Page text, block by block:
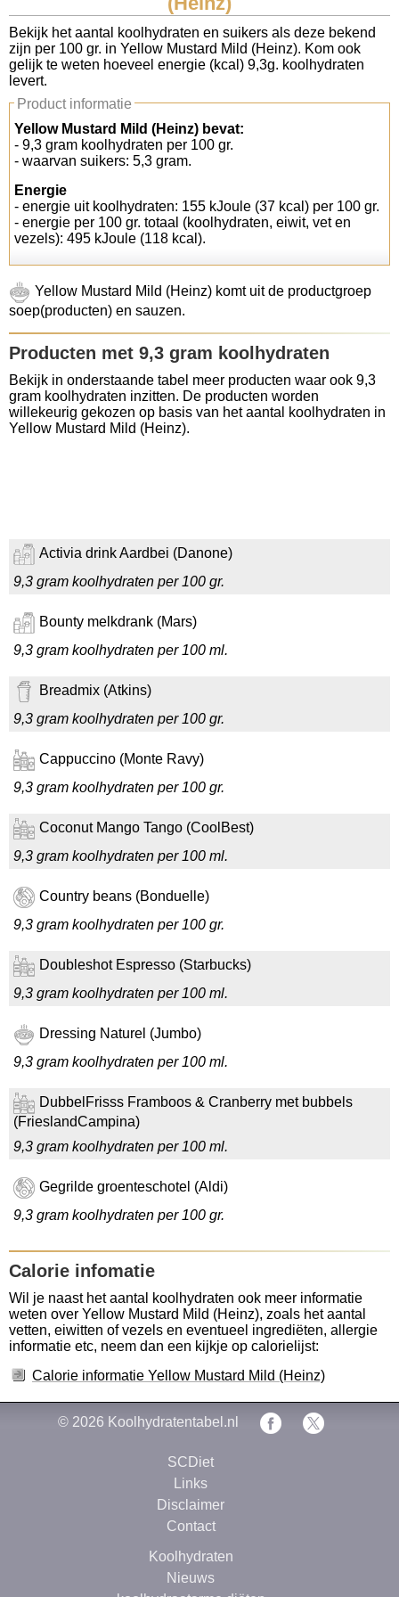
Koolhydraten tellen
Links
Bekijk het aantal koolhydraten en suikers als deze bekend
zijn per 100 gr. in Yellow Mustard Mild (Heinz). Kom ook
gelijk te weten hoeveel energie (kcal) 9,3g. koolhydraten
levert.
Product informatie
Yellow Mustard Mild (Heinz) bevat:
- 9,3 gram koolhydraten per 100 gr.
- waarvan suikers: 5,3 gram.
Energie
- energie uit koolhydraten: 155 kJoule (37 kcal) per 100 gr.
- energie per 100 gr. totaal (koolhydraten, eiwit, vet en
vezels): 495 kJoule (118 kcal).
Yellow Mustard Mild (Heinz) komt uit de productgroep
soep(producten) en sauzen.
Producten met 9,3 gram koolhydraten
Bekijk in onderstaande tabel meer producten waar ook 9,3
gram koolhydraten inzitten. De producten worden
willekeurig gekozen op basis van het aantal koolhydraten in
Yellow Mustard Mild (Heinz).
Activia drink Aardbei (Danone)
9,3 gram koolhydraten per 100 gr.
Bounty melkdrank (Mars)
9,3 gram koolhydraten per 100 ml.
Breadmix (Atkins)
9,3 gram koolhydraten per 100 gr.
Cappuccino (Monte Ravy)
9,3 gram koolhydraten per 100 gr.
Coconut Mango Tango (CoolBest)
9,3 gram koolhydraten per 100 ml.
Country beans (Bonduelle)
9,3 gram koolhydraten per 100 gr.
Doubleshot Espresso (Starbucks)
9,3 gram koolhydraten per 100 ml.
Dressing Naturel (Jumbo)
9,3 gram koolhydraten per 100 ml.
DubbelFrisss Framboos & Cranberry met bubbels
(FrieslandCampina)
9,3 gram koolhydraten per 100 ml.
Gegrilde groenteschotel (Aldi)
9,3 gram koolhydraten per 100 gr.
Calorie infomatie
Wil je naast het aantal koolhydraten ook meer informatie
weten over Yellow Mustard Mild (Heinz), zoals het aantal
vetten, eiwitten of vezels en eventueel ingrediëten, allergie
informatie etc, neem dan een kijkje op calorielijst:
Calorie informatie Yellow Mustard Mild (Heinz)
© 2026 Koolhydratentabel.nl
SCDiet
Links
Disclaimer
Contact
Koolhydraten
Nieuws